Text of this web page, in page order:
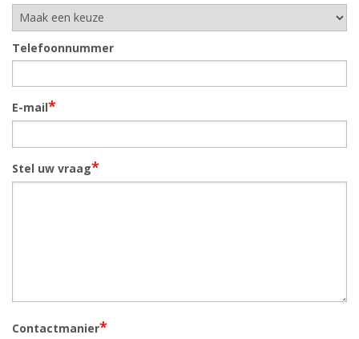
Telefoonnummer
E-mail*
Stel uw vraag*
Contactmanier*